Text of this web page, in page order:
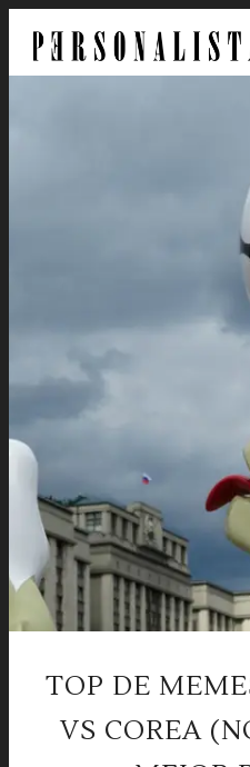
TOP DE
VS COREA